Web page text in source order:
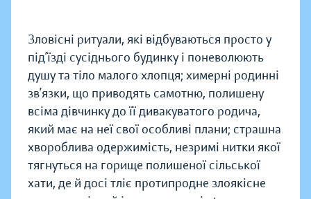
Зловісні ритуали, які відбуваються просто у
під’їзді сусіднього будинку і поневолюють
душу та тіло малого хлопця; химерні родинні
зв’язки, що приводять самотню, полишену
всіма дівчинку до її дивакуватого родича,
який має на неї свої особливі плани; страшна
хвороблива одержимість, незримі нитки якої
тягнуться на горище полишеної сільської
хати, де й досі тліє протипродне злоякісне